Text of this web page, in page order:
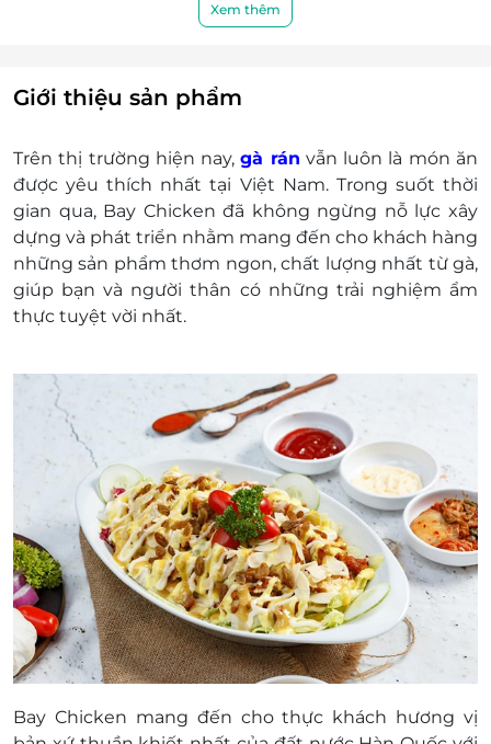
Xem thêm
Giới thiệu sản phẩm
Trên thị trường hiện nay,gà rán vẫn luôn là món ăn
được yêu thích nhất tại Việt Nam. Trong suốt thời
gian qua, Bay Chicken đã không ngừng nỗ lực xây
dựng và phát triển nhằm mang đến cho khách hàng
những sản phẩm thơm ngon, chất lượng nhất từ gà,
giúp bạn và người thân có những trải nghiệm ẩm
thực tuyệt vời nhất.
Bay Chicken mang đến cho thực khách hương vị